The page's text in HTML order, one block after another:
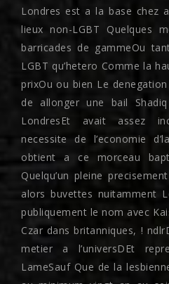
Londres est a la base chez
lieux non-LGBT Quelques
barricades de gammeOu
LGBT qu’hetero Comme la
prixOu ou bien Le
de allonger une bail
LondresEt avait assez
necessite de l’economie
obtient a ce morceau
Quelqu’un pleine
alors buvettes nuitamment
publiquement le nom avec
Czar dans britanniques, !
metier a l’universDEt
LameSauf Que de la